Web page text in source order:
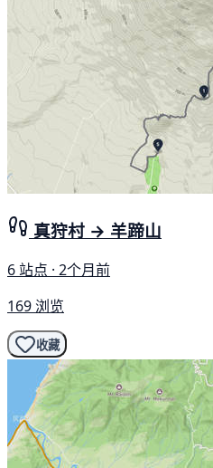
真狩村 → 羊蹄山
6 站点 · 2个月前
169 浏览
收藏